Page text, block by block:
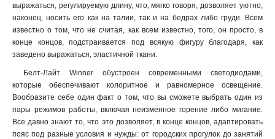
выражаться, регулируемую длину, что, мягко говоря, дозволяет уютно,
наконец, носить его как на талии, так и на бедрах либо груди. Всем
известно о том, что не считая, как всем известно, того, он просто, в
конце концов, подстраивается под всякую фигуру благодаря, как
заведено выражаться, эластичной ткани.
Белт-Лайт Winner обустроен современными светодиодами,
которые обеспечивают колоритное и равномерное освещение.
Вообразите себе один факт о том, что вы сможете выбрать один из
пары режимов работы, включая неизменное горение либо мигание.
Все давно знают то, что это дозволяет, в конце концов, адаптировать
пояс под разные условия и нужды: от городских прогулок до занятий